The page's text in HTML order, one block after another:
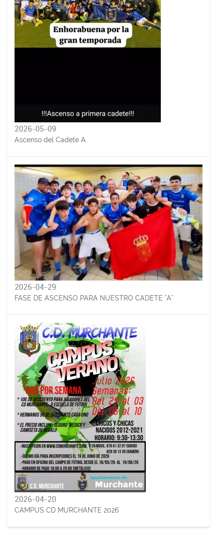
2026-05-09
Ascenso del Cadete A
2026-04-29
FASE DE ASCENSO PARA NUESTRO CADETE "A"
2026-04-20
CAMPUS CD MURCHANTE 2026